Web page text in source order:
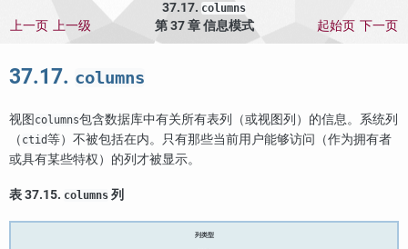
37.17. columns
上一页 上一级 第 37 章 信息模式 起始页 下一页
37.17. columns
视图 columns包含数据库中有关所有表列（或视图列）的信息。系统列
（ ctid等）不被包括在内。只有那些当前用户能够访问（作为拥有者
或具有某些特权）的列才被显示。
表 37.15. columns 列
列类型